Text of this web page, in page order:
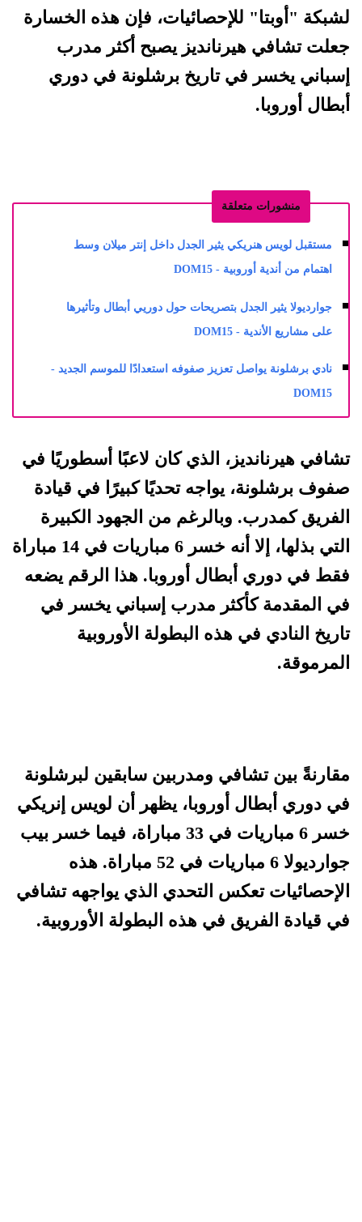
لشبكة "أوبتا" للإحصائيات، فإن هذه الخسارة
جعلت تشافي هيرنانديز يصبح أكثر مدرب
إسباني يخسر في تاريخ برشلونة في دوري
أبطال أوروبا.
منشورات متعلقة
مستقبل لويس هنريكي يثير الجدل داخل إنتر ميلان وسط
اهتمام من أندية أوروبية - DOM15
جوارديولا يثير الجدل بتصريحات حول دوريي أبطال وتأثيرها
على مشاريع الأندية - DOM15
نادي برشلونة يواصل تعزيز صفوفه استعدادًا للموسم الجديد -
DOM15
تشافي هيرنانديز، الذي كان لاعبًا أسطوريًا في
صفوف برشلونة، يواجه تحديًا كبيرًا في قيادة
الفريق كمدرب. وبالرغم من الجهود الكبيرة
التي بذلها، إلا أنه خسر 6 مباريات في 14 مباراة
فقط في دوري أبطال أوروبا. هذا الرقم يضعه
في المقدمة كأكثر مدرب إسباني يخسر في
تاريخ النادي في هذه البطولة الأوروبية
المرموقة.
مقارنةً بين تشافي ومدربين سابقين لبرشلونة
في دوري أبطال أوروبا، يظهر أن لويس إنريكي
خسر 6 مباريات في 33 مباراة، فيما خسر بيب
جوارديولا 6 مباريات في 52 مباراة. هذه
الإحصائيات تعكس التحدي الذي يواجهه تشافي
في قيادة الفريق في هذه البطولة الأوروبية.